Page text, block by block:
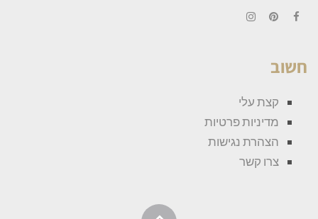
חשוב
קצת עלי
מדיניות פרטיות
הצהרת נגישות
צרו קשר